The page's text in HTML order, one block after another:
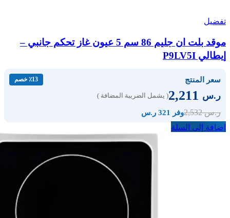
تفضيل
موقد بلت ان جليم 86 سم 5 عيون غاز تحكم جانبي –
إيطالي P9LV5I
سعر المنتج ٪13 خصم
ر.س ( يشمل الضريبة المضافة )
ر.س2,532 وفر 321 ر.س
إضافة إلى السلة